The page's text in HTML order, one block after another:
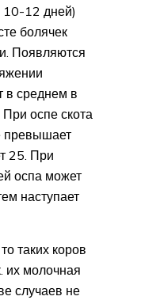
10-12 дней)
болячек
Появляются
в среднем в
оспе скота
превышает
25. При
оспа может
наступает
таких коров
их молочная
случаев не